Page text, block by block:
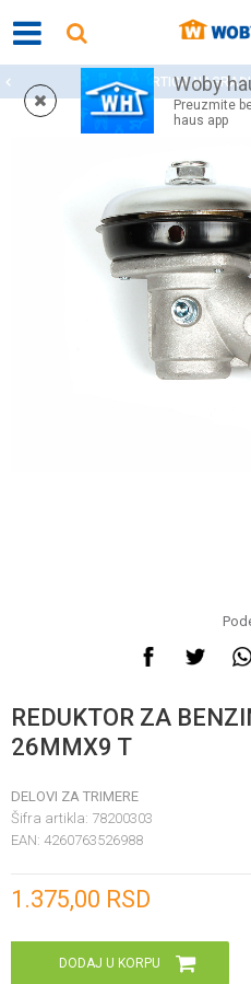
Woby
Preuzmite
haus app
WOBY KARTICA
REDUKTOR ZA
26MMX9 T
DELOVI ZA TRIMERE
Šifra artikla: 78200303
EAN: 4260763526988
1.375,00 RSD
DODAJ U KORPU